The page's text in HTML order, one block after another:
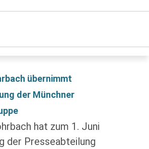
übernimmt
der Münchner
hat zum 1. Juni
der Presseabteilung